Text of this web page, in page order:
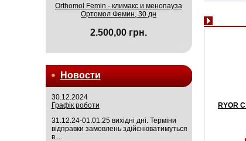
Orthomol Femin - климакс и менопауза
Ортомол Фемин, 30 дн
2.500,00 грн.
Новости
30.12.2024
Графік роботи
31.12.24-01.01.25 вихідні дні. Терміни
відправки замовлень здійснюватимуться
в ...
RYOR